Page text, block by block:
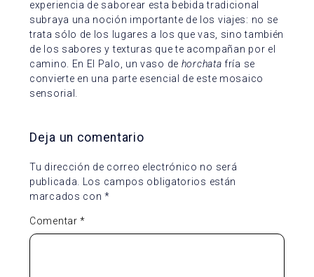
experiencia de saborear esta bebida tradicional
subraya una noción importante de los viajes: no se
trata sólo de los lugares a los que vas, sino también
de los sabores y texturas que te acompañan por el
camino. En El Palo, un vaso de horchata fría se
convierte en una parte esencial de este mosaico
sensorial.
Deja un comentario
Tu dirección de correo electrónico no será
publicada. Los campos obligatorios están
marcados con*
Comentar*